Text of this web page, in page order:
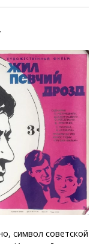
символ советской